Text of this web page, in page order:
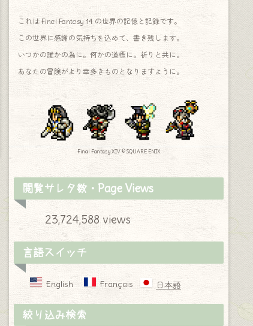
これは Final Fantasy 14 の世界の記憶と記録です。
この世界に感謝の気持ちを込めて、書き残します。
いつかの誰かの為に。何かの道標に。祈りと共に。
あなたの冒険がより幸多きものとなりますように。
Final Fantasy XIV © SQUARE ENIX
閲覧サレタ数・Page Views
23,724,588 views
言語スイッチ
English Français 日本語
絞り込み検索